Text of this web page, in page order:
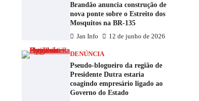
Brandão anuncia construção de
nova ponte sobre o Estreito dos
Mosquitos na BR-135
Jan Info 12 de junho de 2026
DENÚNCIA
Pseudo-blogueiro da região de
Presidente Dutra estaria
coagindo empresário ligado ao
Governo do Estado